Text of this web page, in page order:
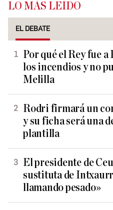
LO MÁS LEÍDO
EL DEBATE
Por qué el Rey fue a
los incendios y no
Melilla
Rodri firmará un
y su ficha será una
plantilla
El presidente de
sustituta de
llamando pesado»